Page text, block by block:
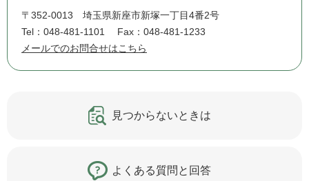
〒352-0013
埼玉県新座市新塚一丁目4番2号
Tel：048-481-1101
Fax：048-481-1233
メールでのお問合せはこちら
見つからないときは
よくある質問と回答